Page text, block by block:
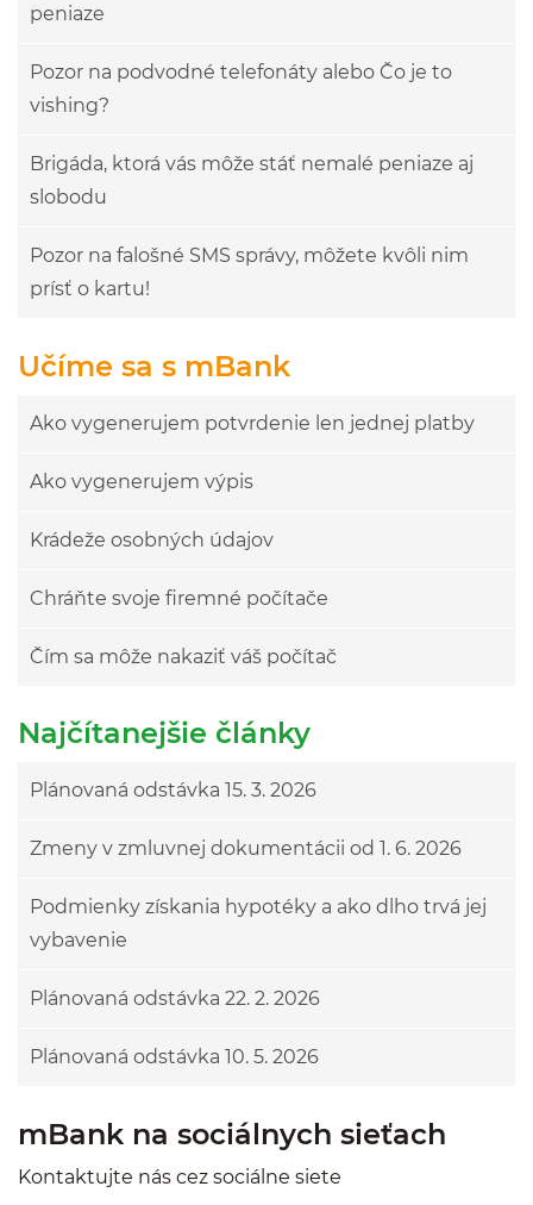
peniaze
Pozor na podvodné telefonáty alebo Čo je to
vishing?
Brigáda, ktorá vás môže stáť nemalé peniaze aj
slobodu
Pozor na falošné SMS správy, môžete kvôli nim
prísť o kartu!
Učíme sa s mBank
Ako vygenerujem potvrdenie len jednej platby
Ako vygenerujem výpis
Krádeže osobných údajov
Chráňte svoje firemné počítače
Čím sa môže nakaziť váš počítač
Najčítanejšie články
Plánovaná odstávka 15. 3. 2026
Zmeny v zmluvnej dokumentácii od 1. 6. 2026
Podmienky získania hypotéky a ako dlho trvá jej
vybavenie
Plánovaná odstávka 22. 2. 2026
Plánovaná odstávka 10. 5. 2026
mBank na sociálnych sieťach
Kontaktujte nás cez sociálne siete